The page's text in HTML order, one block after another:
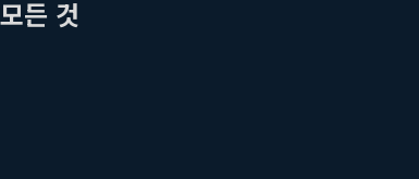
든 것